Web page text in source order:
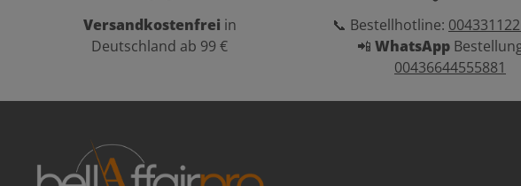
Versandkostenfrei in
Deutschland ab 99 €
📞 Bestellhotline:
📲 WhatsApp
00436644555881